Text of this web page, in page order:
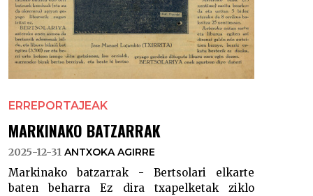
ERREPORTAJEAK
MARKINAKO BATZARRAK
2025-12-31 ANTXOKA AGIRRE
Markinako batzarrak - Bertsolari elkarte
baten beharra Ez dira txapelketak ziklo